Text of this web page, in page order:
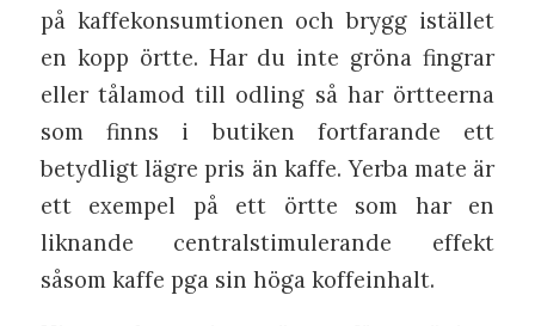
på kaffekonsumtionen och brygg istället
en kopp örtte. Har du inte gröna fingrar
eller tålamod till odling så har örtteerna
som finns i butiken fortfarande ett
betydligt lägre pris än kaffe. Yerba mate är
ett exempel på ett örtte som har en
liknande centralstimulerande effekt
såsom kaffe pga sin höga koffeinhalt.